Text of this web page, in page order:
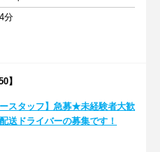
分
】
ースタッフ】急募★未経験者大歓
送ドライバーの募集です！